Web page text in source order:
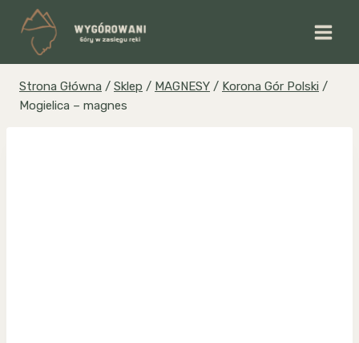
Przejdź
treści
Strona Główna / Sklep / MAGNESY / Korona Gór Polski /
Mogielica – magnes